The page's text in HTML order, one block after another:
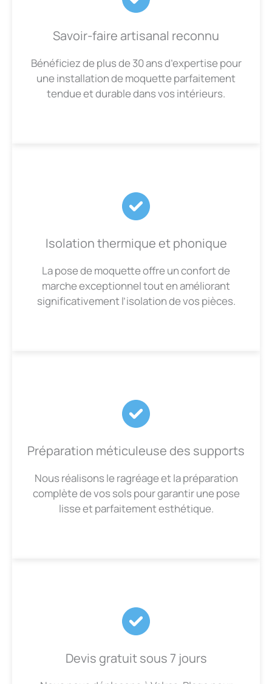
Savoir-faire artisanal reconnu
Bénéficiez de plus de 30 ans d’expertise pour
une installation de moquette parfaitement
tendue et durable dans vos intérieurs.
Isolation thermique et phonique
La pose de moquette offre un confort de
marche exceptionnel tout en améliorant
significativement l’isolation de vos pièces.
Préparation méticuleuse des supports
Nous réalisons le ragréage et la préparation
complète de vos sols pour garantir une pose
lisse et parfaitement esthétique.
Devis gratuit sous 7 jours